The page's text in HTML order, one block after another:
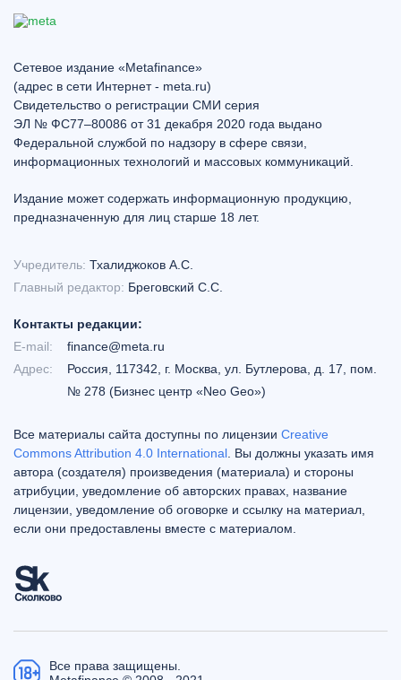
Сетевое издание «Metafinance»
(адрес в сети Интернет - meta.ru)
Свидетельство о регистрации СМИ серия
ЭЛ № ФС77–80086 от 31 декабря 2020 года выдано
Федеральной службой по надзору в сфере связи,
информационных технологий и массовых коммуникаций.
Издание может содержать информационную продукцию,
предназначенную для лиц старше 18 лет.
Учредитель: Тхалиджоков А.С.
Главный редактор: Бреговский С.С.
Контакты редакции:
E-mail:
finance@meta.ru
Адрес:
Россия, 117342, г. Москва, ул. Бутлерова, д. 17, пом.
№ 278 (Бизнес центр «Neo Geo»)
Все материалы сайта доступны по лицензии Creative
Commons Attribution 4.0 International . Вы должны указать имя
автора (создателя) произведения (материала) и стороны
атрибуции, уведомление об авторских правах, название
лицензии, уведомление об оговорке и ссылку на материал,
если они предоставлены вместе с материалом.
Все права защищены.